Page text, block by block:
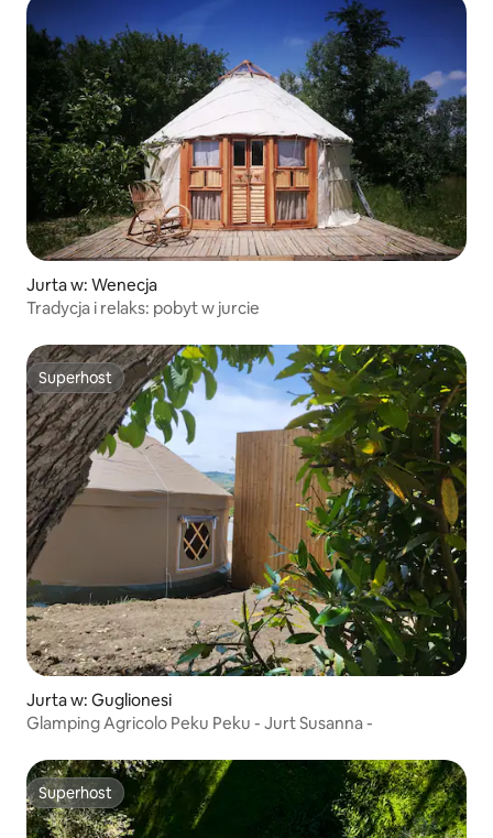
Jurta w: Wenecja
Tradycja i relaks: pobyt w jurcie
Superhost
Superhost
Jurta w: Guglionesi
Glamping Agricolo Peku Peku - Jurt Susanna -
Superhost
Superhost